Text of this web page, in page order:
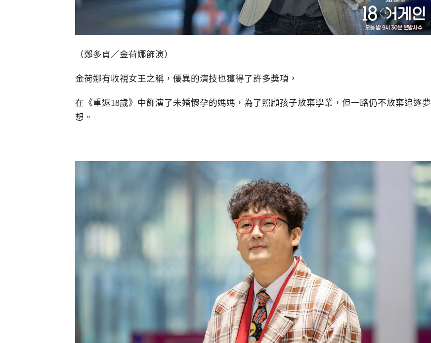
（鄭多貞／金荷娜飾演）
金荷娜有收視女王之稱，優異的演技也獲得了許多獎項，
在《重返18歲》中飾演了未婚懷孕的媽媽，為了照顧孩子放棄學業，但一路仍不放棄追逐夢
想。